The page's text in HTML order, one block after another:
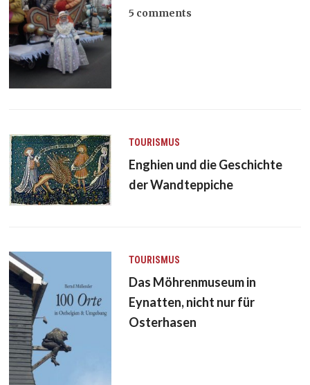
5 comments
TOURISMUS
Enghien und die Geschichte
der Wandteppiche
TOURISMUS
Das Möhrenmuseum in
Eynatten, nicht nur für
Osterhasen